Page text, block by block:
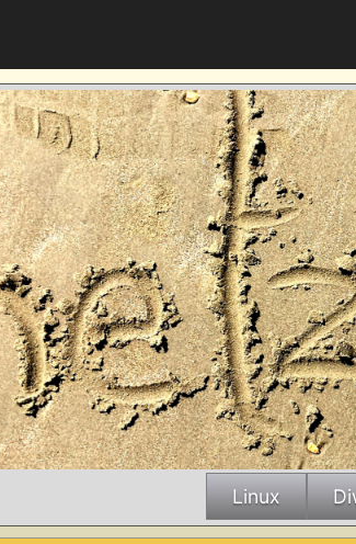
Linux